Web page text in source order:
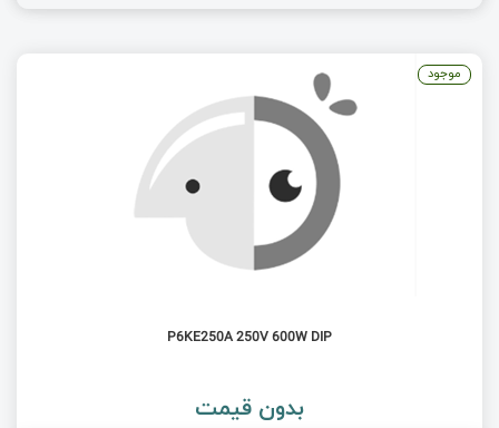
P6KE250A 250V 600W DIP
بدون قیمت
موجود